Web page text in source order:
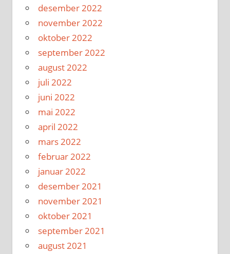
desember 2022
november 2022
oktober 2022
september 2022
august 2022
juli 2022
juni 2022
mai 2022
april 2022
mars 2022
februar 2022
januar 2022
desember 2021
november 2021
oktober 2021
september 2021
august 2021